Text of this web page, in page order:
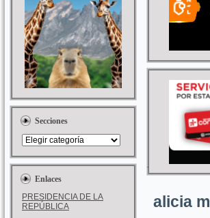
Secciones
Enlaces
PRESIDENCIA DE LA
REPÚBLICA
alicia